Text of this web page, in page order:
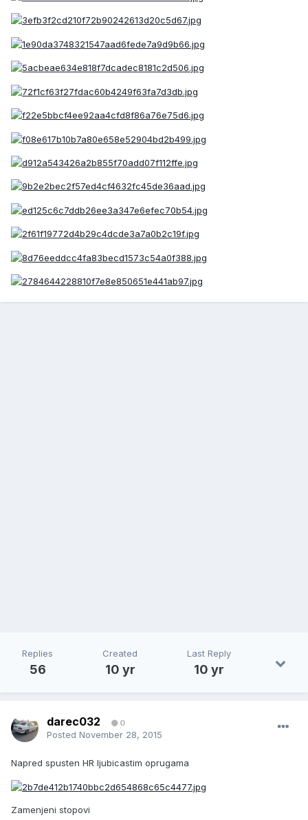
Replies
56
Created
10 yr
Last Reply
10 yr
darec032 0
Posted November 28, 2015
Napred spusten HR ljubicastim oprugama
Zamenjeni stopovi